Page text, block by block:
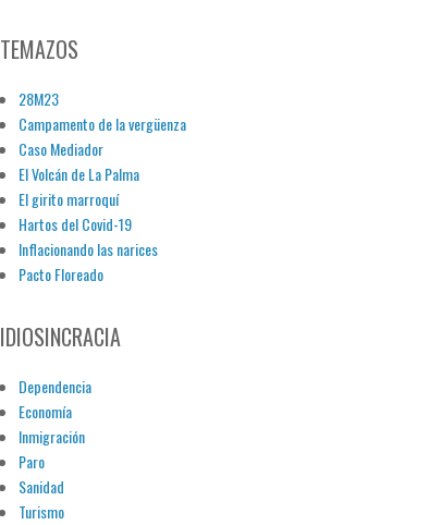
TEMAZOS
28M23
Campamento de la vergüenza
Caso Mediador
El Volcán de La Palma
El girito marroquí
Hartos del Covid-19
Inflacionando las narices
Pacto Floreado
IDIOSINCRACIA
Dependencia
Economía
Inmigración
Paro
Sanidad
Turismo